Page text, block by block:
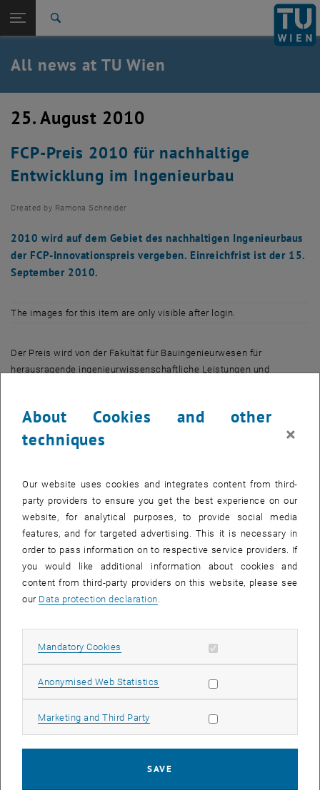
TU Login
Quicklinks
Toggle quicklinks menu
Studies
Career
Back: list subpages of parent page TU Wien Homepage
Back to:
TU Wien Homepage
Overview
All news at TU Wien
25. August 2010
FCP-Preis 2010 für nachhaltige
Entwicklung im Ingenieurbau
Created by Ramona Schneider
2010 wird auf dem Gebiet des nachhaltigen Ingenieurbaus
der FCP-Innovationspreis vergeben. Einreichfrist ist der 15.
September 2010.
The images for this item are only visible after login.
Der Preis wird von der Fakultät für Bauingenieurwesen für
herausragende ingenieurwissenschaftliche Leistungen und
Serie zusammenhängender Publikationen in Frage.
Grundsätzlich kommen Arbeiten auf allen Gebieten des
Verkehrswegebau
Tief- und Hochbau
Beurteilung und Erhaltung von Bauwerken
Wasserwirtschaft und
Material- und Baustofftechnik.
Die eingereichten Diplomarbeiten, Dissertationen und
älter als 12 Monate sein. Insgesamt wird eine Summe von 6.000
Bewerbungen sind elektronisch mit einem Anschreiben, Lebenslauf,
bis spätestens 15. September 2010
About Cookies and other
techniques
×
Our website uses cookies and integrates content from third-
party providers to ensure you get the best experience on our
website, for analytical purposes, to provide social media
features, and for targeted advertising. This it is necessary in
order to pass information on to respective service providers. If
you would like additional information about cookies and
content from third-party providers on this website, please see
our Data protection declaration.
Mandatory Cookies Allow mandatory cookies
Anonymised Web Statistics Allow statistic cookies
Marketing and Third Party Allow marketing cookies
SAVE